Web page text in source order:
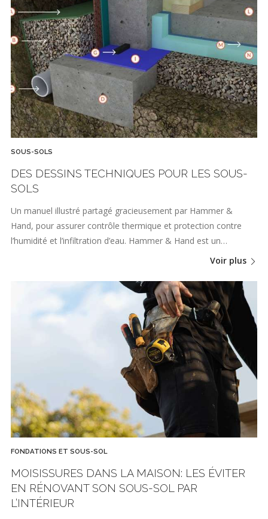
SOUS-SOLS
DES DESSINS TECHNIQUES POUR LES SOUS-
SOLS
Un manuel illustré partagé gracieusement par Hammer &
Hand, pour assurer contrôle thermique et protection contre
l’humidité et l’infiltration d’eau. Hammer & Hand est un…
Voir plus
FONDATIONS ET SOUS-SOL
MOISISSURES DANS LA MAISON: LES ÉVITER
EN RÉNOVANT SON SOUS-SOL PAR
L’INTÉRIEUR